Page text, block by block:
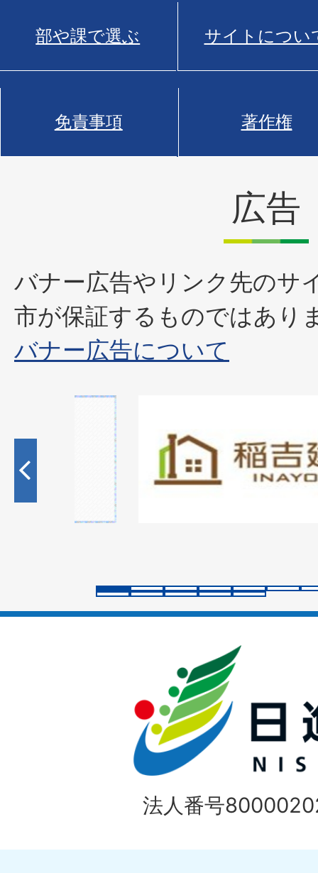
部や課で選ぶ サイトについ
免責事項 著作権
広告
バナー広告やリンク先のサ
市が保証するものではあり
バナー広告について
枚
目
の
ラ
イ
法人番号